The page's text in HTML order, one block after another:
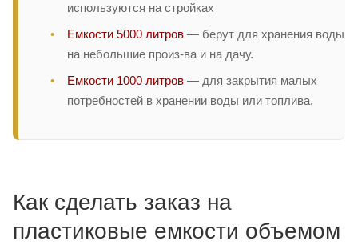
используются на стройках
Емкости 5000 литров — берут для хранения воды
на небольшие произ-ва и на дачу.
Емкости 1000 литров — для закрытия малых
потребностей в хранении воды или топлива.
Как сделать заказ на
пластиковые емкости объемом